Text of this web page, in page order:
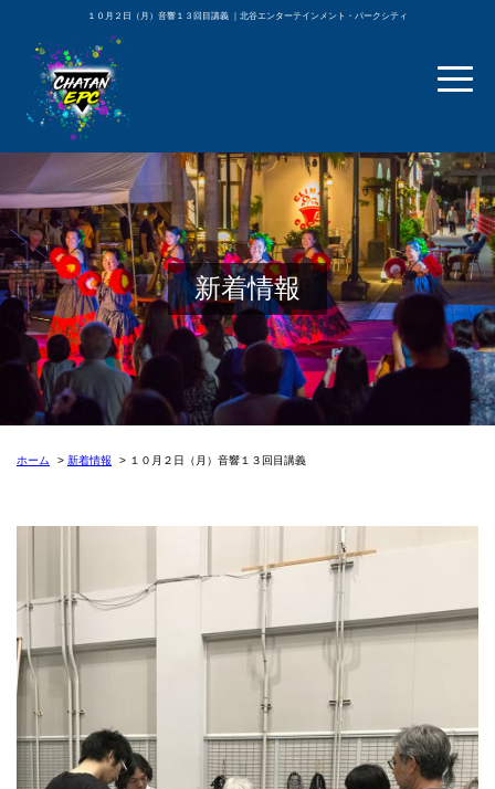
１０月２日（月）音響１３回目講義 ｜北谷エンターテインメント・パークシティ
新着情報
ホーム 新着情報 １０月２日（月）音響１３回目講義